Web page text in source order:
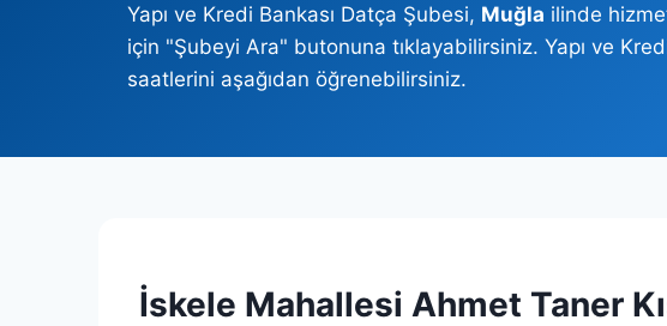
Yapı ve Kredi Bankası Datça Şubesi, Muğla ilinde
için "Şubeyi Ara" butonuna tıklayabilirsiniz. Yapı ve
saatlerini aşağıdan öğrenebilirsiniz.
İskele Mahallesi Ahmet Taner